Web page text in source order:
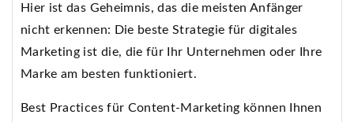
Hier ist das Geheimnis, das die meisten Anfänger
nicht erkennen: Die beste Strategie für digitales
Marketing ist die, die für Ihr Unternehmen oder Ihre
Marke am besten funktioniert.
Best Practices für Content-Marketing können Ihnen